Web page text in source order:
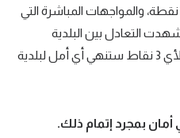
الحد الأقصى لنقاط البلدية هو 33 نقطة، والمواجهات المباشرة التي
التعادل بين البلدية
وفاركو، ما يعني أن تحقيق فاركو لأي 3 نقاط ستنهي أي أمل لبلدية
أمان بمجرد إتمام ذلك.